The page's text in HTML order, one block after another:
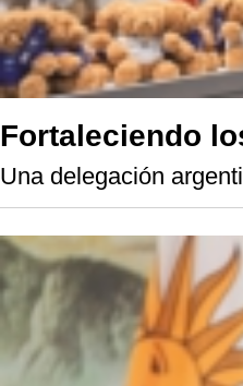
Fortaleciendo
Una delegación